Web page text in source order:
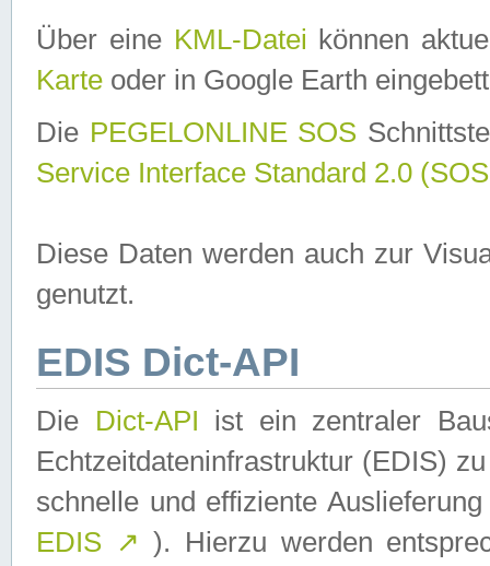
Über eine KML-Datei können
Karte oder in Google Earth
Die PEGELONLINE SOS
Service Interface Standard 2.0
Diese Daten werden auch zur
genutzt.
EDIS Dict-API
Die Dict-API ist ein zentraler
Echtzeitdateninfrastruktur (EDIS)
schnelle und effiziente
EDIS ↗ ). Hierzu werden